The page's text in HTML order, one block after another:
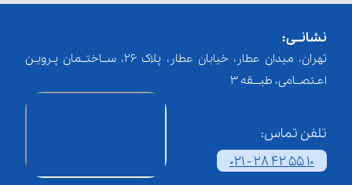
نشانــی:
تهران، میدان عطار، خیابان عطار، پلاک 26، ســاختــمان پـرویـن
اعـتصــامی، طبـــقه 3
تلفن تماس:
021 - 28 42 55 10